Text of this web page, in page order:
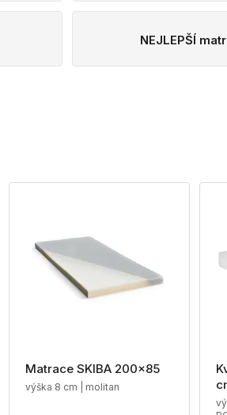
NEJLEPŠÍ
Matrace SKIBA 200x85
výška 8 cm | molitan